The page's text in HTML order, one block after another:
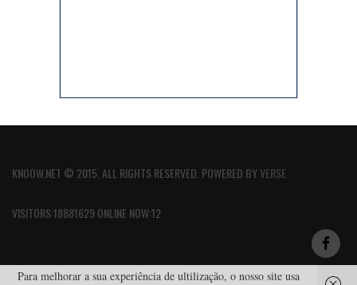
KNOOW.NET © 2015. ALL RIGHTS RESERVED. POWERED BYVERSE
VISITORS:18881629 ONLINE NOW:12
Para melhorar a sua experiência de ultilização, o nosso site usa